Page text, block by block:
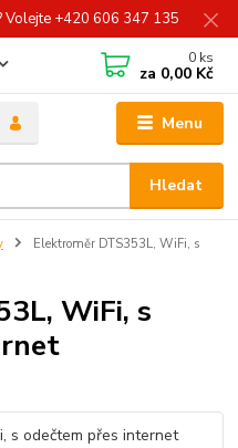
Volejte +420 606 347 135
Menu
Hledat
0 ks
za 0,00 Kč
Elektroměr DTS353L, WiFi, s
WiFi, s